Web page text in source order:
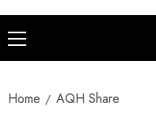
Menu
principale
Home AQH Share